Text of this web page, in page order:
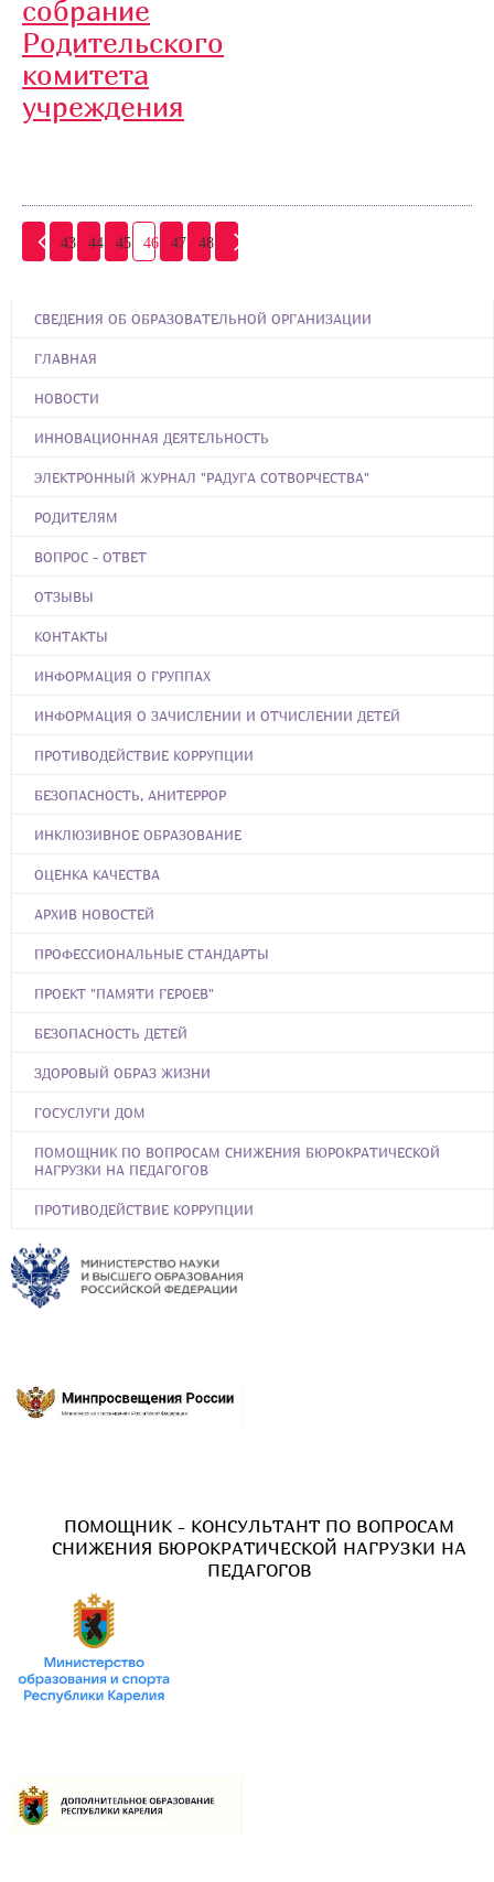
собрание
Родительского
комитета
учреждения
43 44 45 46 47 48
СВЕДЕНИЯ ОБ ОБРАЗОВАТЕЛЬНОЙ ОРГАНИЗАЦИИ
ГЛАВНАЯ
НОВОСТИ
ИННОВАЦИОННАЯ ДЕЯТЕЛЬНОСТЬ
ЭЛЕКТРОННЫЙ ЖУРНАЛ "РАДУГА СОТВОРЧЕСТВА"
РОДИТЕЛЯМ
ВОПРОС - ОТВЕТ
ОТЗЫВЫ
КОНТАКТЫ
ИНФОРМАЦИЯ О ГРУППАХ
ИНФОРМАЦИЯ О ЗАЧИСЛЕНИИ И ОТЧИСЛЕНИИ ДЕТЕЙ
ПРОТИВОДЕЙСТВИЕ КОРРУПЦИИ
БЕЗОПАСНОСТЬ, АНИТЕРРОР
ИНКЛЮЗИВНОЕ ОБРАЗОВАНИЕ
ОЦЕНКА КАЧЕСТВА
АРХИВ НОВОСТЕЙ
ПРОФЕССИОНАЛЬНЫЕ СТАНДАРТЫ
ПРОЕКТ "ПАМЯТИ ГЕРОЕВ"
БЕЗОПАСНОСТЬ ДЕТЕЙ
ЗДОРОВЫЙ ОБРАЗ ЖИЗНИ
ГОСУСЛУГИ ДОМ
ПОМОЩНИК ПО ВОПРОСАМ СНИЖЕНИЯ БЮРОКРАТИЧЕСКОЙ
НАГРУЗКИ НА ПЕДАГОГОВ
ПРОТИВОДЕЙСТВИЕ КОРРУПЦИИ
ПОМОЩНИК - КОНСУЛЬТАНТ ПО ВОПРОСАМ
СНИЖЕНИЯ БЮРОКРАТИЧЕСКОЙ НАГРУЗКИ НА
ПЕДАГОГОВ